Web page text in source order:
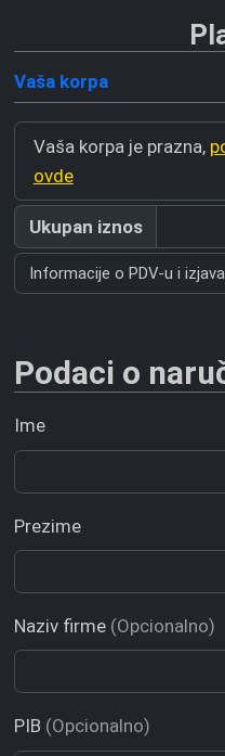
Vaša korpa
Vaša korpa je prazna,
ovde
Ukupan iznos
Informacije o PDV-u i
Podaci o
Ime
Prezime
Naziv firme (Opcionalno)
PIB (Opcionalno)